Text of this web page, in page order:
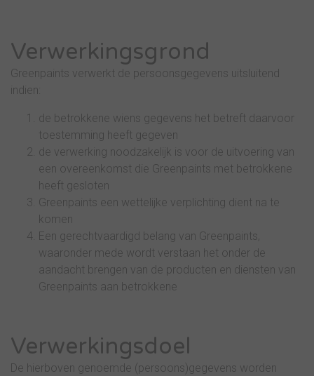
Verwerkingsgrond
Greenpaints verwerkt de persoonsgegevens uitsluitend
indien:
de betrokkene wiens gegevens het betreft daarvoor
toestemming heeft gegeven
de verwerking noodzakelijk is voor de uitvoering van
een overeenkomst die Greenpaints met betrokkene
heeft gesloten
Greenpaints een wettelijke verplichting dient na te
komen
Een gerechtvaardigd belang van Greenpaints,
waaronder mede wordt verstaan het onder de
aandacht brengen van de producten en diensten van
Greenpaints aan betrokkene
Verwerkingsdoel
De hierboven genoemde (persoons)gegevens worden